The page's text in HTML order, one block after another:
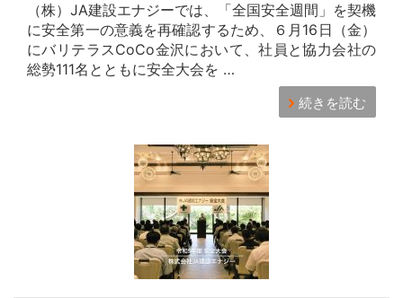
（株）JA建設エナジーでは、「全国安全週間」を契機
に安全第一の意義を再確認するため、６月16日（金）
にバリテラスCoCo金沢において、社員と協力会社の
総勢111名とともに安全大会を …
続きを読む